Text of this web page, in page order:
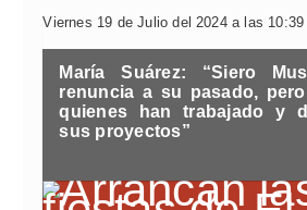
Viernes 19 de Julio del 2024 a las 10:39
María Suárez: “Siero
renuncia a su pasado,
quienes han trabajado y
sus proyectos”